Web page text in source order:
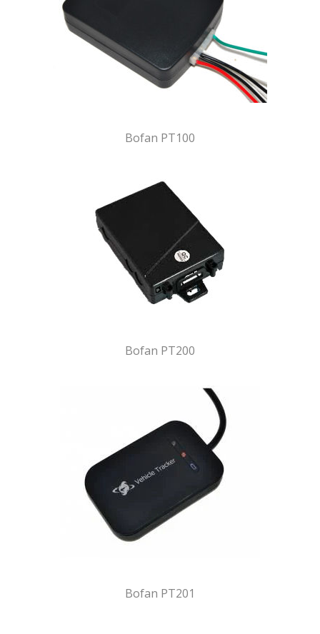
Bofan PT100
Bofan PT200
Bofan PT201